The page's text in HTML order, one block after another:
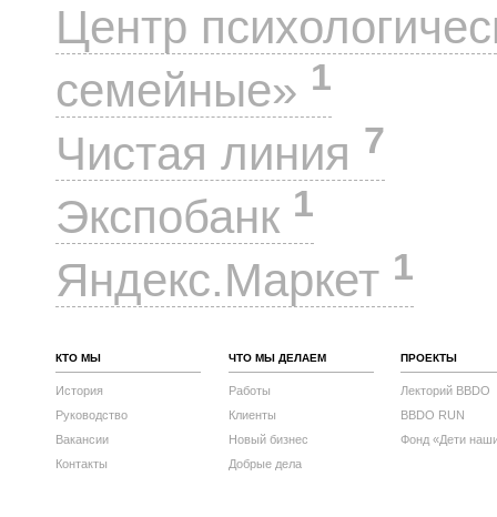
Центр
семейные» 1
Чистая линия 7
Экспобанк 1
Яндекс.Маркет 1
КТО МЫ
История
Руководство
Вакансии
Контакты
ЧТО МЫ ДЕЛАЕМ
Работы
Клиенты
Новый бизнес
Добрые дела
ПРОЕКТЫ
Лекторий BBDO
BBDO RUN
Фонд «Дети